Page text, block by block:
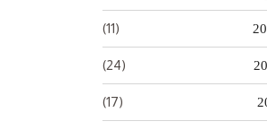
(11)
(24)
(17)